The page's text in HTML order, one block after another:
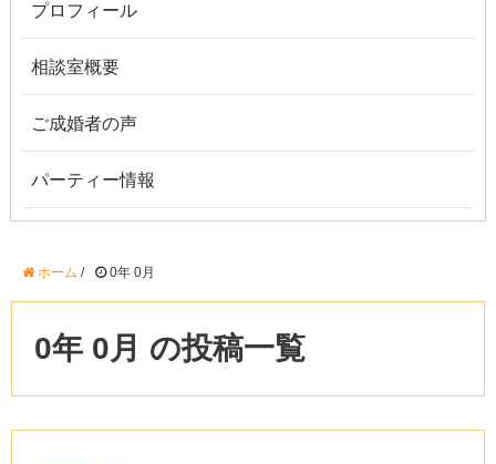
プロフィール
相談室概要
ご成婚者の声
パーティー情報
ホーム / 0年 0月
0年 0月 の投稿一覧